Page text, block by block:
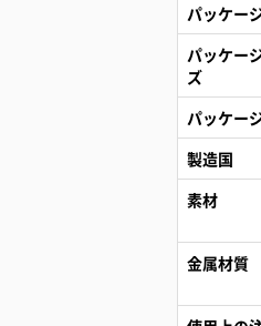
パッケー
パッケー
ズ
パッケー
製造国
素材
金属材質